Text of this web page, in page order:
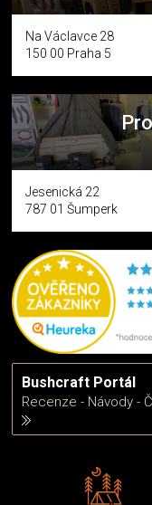
Na Václavce 28
150 00 Praha 5
Jesenická 22
787 01 Šumperk
Bushcraft Portál
Recenze - Návody -